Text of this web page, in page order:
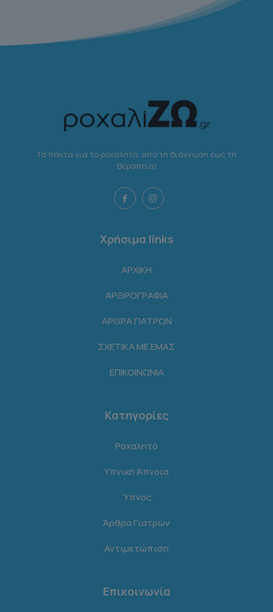
Τα πάντα για το ροχαλητό, από τη διάγνωση έως τη
θεραπεία!
Χρήσιμα links
ΑΡΧΙΚΗ
ΑΡΘΡΟΓΡΑΦΙΑ
ΑΡΘΡΑ ΓΙΑΤΡΩΝ
ΣΧΕΤΙΚΑ ΜΕ ΕΜΑΣ
ΕΠΙΚΟΙΝΩΝΙΑ
Κατηγορίες
Ροχαλητό
Υπνική Άπνοια
Ύπνος
Άρθρα Γιατρών
Αντιμετώπιση
Επικοινωνία